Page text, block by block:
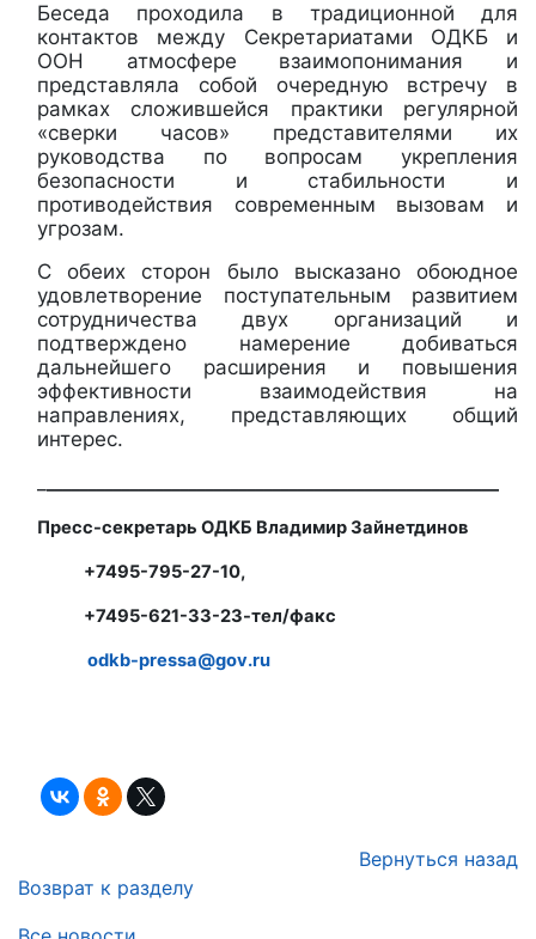
Беседа проходила в традиционной для
контактов между Секретариатами ОДКБ и
ООН атмосфере взаимопонимания и
представляла собой очередную встречу в
рамках сложившейся практики регулярной
«сверки часов» представителями их
руководства по вопросам укрепления
безопасности и стабильности и
противодействия современным вызовам и
угрозам.
С обеих сторон было высказано обоюдное
удовлетворение поступательным развитием
сотрудничества двух организаций и
подтверждено намерение добиваться
дальнейшего расширения и повышения
эффективности взаимодействия на
направлениях, представляющих общий
интерес.
Пресс-секретарь ОДКБ Владимир Зайнетдинов
+7495-795-27-10,
+7495-621-33-23-тел/факс
odkb-pressa@gov.ru
Вернуться назад
Возврат к разделу